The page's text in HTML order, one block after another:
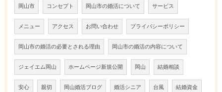
岡山市 コンセプト 岡山市の婚活について サービス
メニュー アクセス お問い合わせ プライバシーポリシー
岡山市の婚活の必要とされる理由 岡山市の婚活の内容について
ジェイエム岡山 ホームページ新規公開 岡山 結婚相談
安心 親切 岡山婚活ブログ 婚活シニア 台風 結婚資金